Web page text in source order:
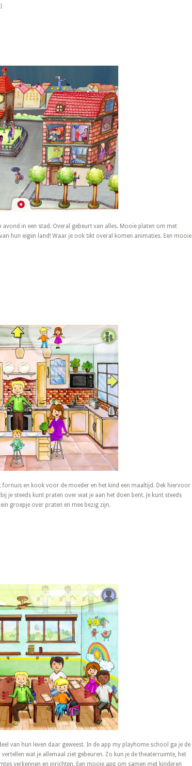
in een stad. Overal gebeurt van alles. Mooie platen om met
hun eigen land! Waar je ook tikt overal komen animaties. Een mooie
en kook voor de moeder en het kind een maaltijd. Dek hiervoor
je steeds kunt praten over wat je aan het doen bent. Je kunt steeds
groepje over praten en mee bezig zijn.
van hun leven daar geweest. In de app my playhome school ga je de
wat je allemaal ziet gebeuren. Zo kun je de theaterruimte, het
verkennen en inrichten. Een mooie app om samen met kinderen